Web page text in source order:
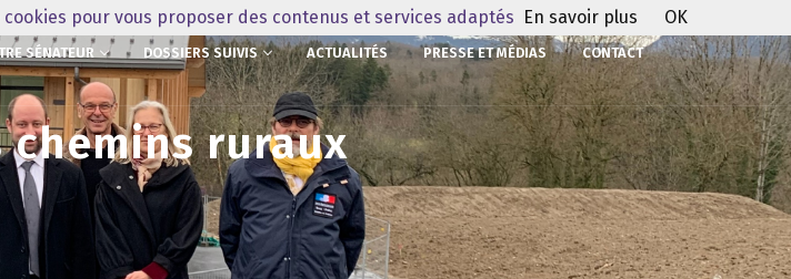
SÉNATEUR DOSSIERS SUIVIS ACTUALITÉS PRESSE ET MÉDIAS CONTACT
chemins ruraux
pour vous proposer des contenus et services adaptés En savoir plus OK